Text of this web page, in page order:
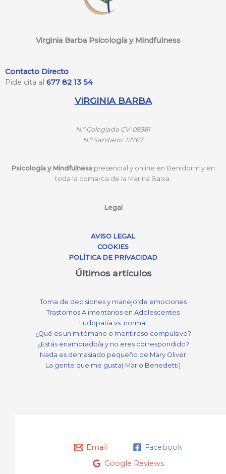
Virginia Barba Psicología y Mindfulness
Contacto Directo
Pide cita al 677 82 13 54
VIRGINIA BARBA
N.º Colegiada CV-08381
N.ºSanitario: 12767
Psicología y Mindfulness presencial y online en Benidorm y en
toda la comarca de la Marina Baixa.
Legal
AVISO LEGAL
COOKIES
POLÍTICA DE PRIVACIDAD
Últimos artículos
Toma de decisiones y manejo de emociones
Trastornos Alimentarios en Adolescentes
Ludopatía vs. normal
¿Qué es un mitómano o mentiroso compulsivo?
¿Estás enamorado/a y no eres correspondido?
Nada es demasiado pequeño de Mary Oliver
La gente que me gusta( Mario Benedetti)
Email
Facebook
Google Reviews